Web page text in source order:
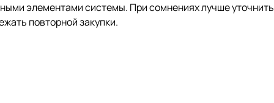
элементами системы. При сомнениях лучше уточнить
повторной закупки.